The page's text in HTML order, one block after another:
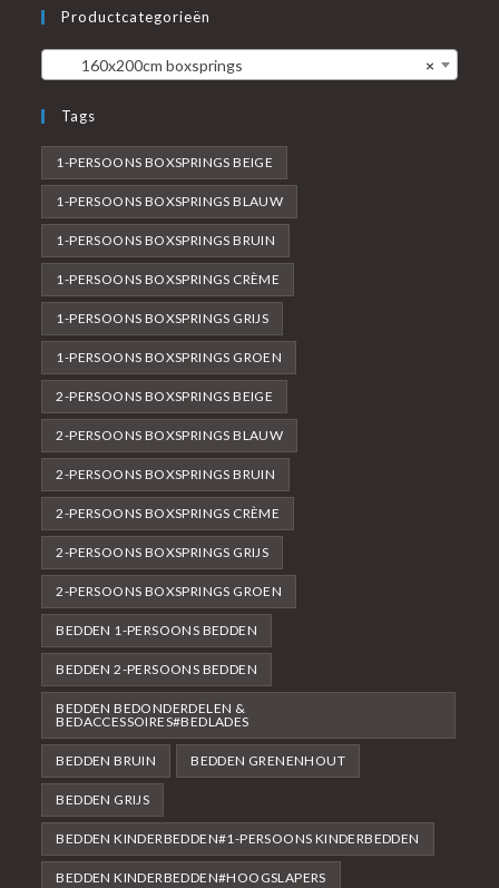
Productcategorieën
×
160x200cm boxsprings
Tags
1-PERSOONS BOXSPRINGS BEIGE
1-PERSOONS BOXSPRINGS BLAUW
1-PERSOONS BOXSPRINGS BRUIN
1-PERSOONS BOXSPRINGS CRÈME
1-PERSOONS BOXSPRINGS GRIJS
1-PERSOONS BOXSPRINGS GROEN
2-PERSOONS BOXSPRINGS BEIGE
2-PERSOONS BOXSPRINGS BLAUW
2-PERSOONS BOXSPRINGS BRUIN
2-PERSOONS BOXSPRINGS CRÈME
2-PERSOONS BOXSPRINGS GRIJS
2-PERSOONS BOXSPRINGS GROEN
BEDDEN 1-PERSOONS BEDDEN
BEDDEN 2-PERSOONS BEDDEN
BEDDEN BEDONDERDELEN &
BEDACCESSOIRES#BEDLADES
BEDDEN BRUIN BEDDEN GRENENHOUT
BEDDEN GRIJS
BEDDEN KINDERBEDDEN#1-PERSOONS KINDERBEDDEN
BEDDEN KINDERBEDDEN#HOOGSLAPERS